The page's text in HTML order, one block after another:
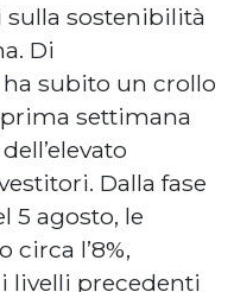
sostenibilità
Di
subito un crollo
prima settimana
Dalla fase
5 agosto, le
l’8%,
livelli precedenti